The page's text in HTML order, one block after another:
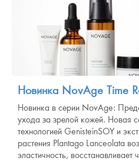
Новинка NovAge Time
Новинка в серии NovAge:
ухода за зрелой кожей. Новая
технологией GenisteinSOY и
растения Plantago Lanceolata
эластичность, восстанавливает